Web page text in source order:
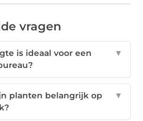
vragen
is ideaal voor een
▼
planten belangrijk op
▼